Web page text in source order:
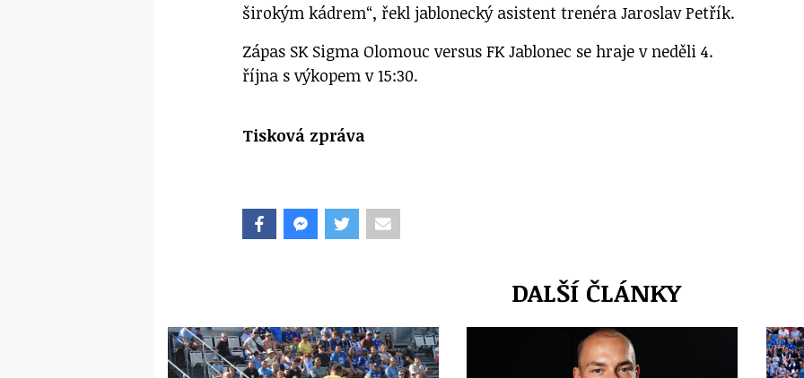
širokým kádrem“, řekl jablonecký asistent trenéra Jaroslav Petřík.
Zápas SK Sigma Olomouc versus FK Jablonec se hraje v neděli 4.
října s výkopem v 15:30.
Tisková zpráva
DALŠÍ ČLÁNKY